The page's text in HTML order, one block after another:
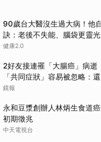
90歲台大醫沒生過大病！他
訣：老後不失能、腦袋更靈光
健康2.0
2好友接連罹「大腸癌」病
「共同症狀」容易被忽略：
大
鏡報
永和豆漿創辦人林炳生食道
初期徵兆
中天電視台